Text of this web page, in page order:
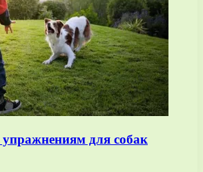
для собак